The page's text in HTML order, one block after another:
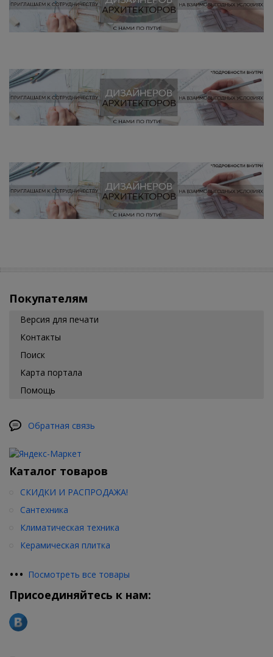
Покупателям
Версия для печати
Контакты
Поиск
Карта портала
Помощь
Обратная связь
Каталог товаров
СКИДКИ И РАСПРОДАЖА!
Сантехника
Климатическая техника
Керамическая плитка
••• Посмотреть все товары
Присоединяйтесь к нам: